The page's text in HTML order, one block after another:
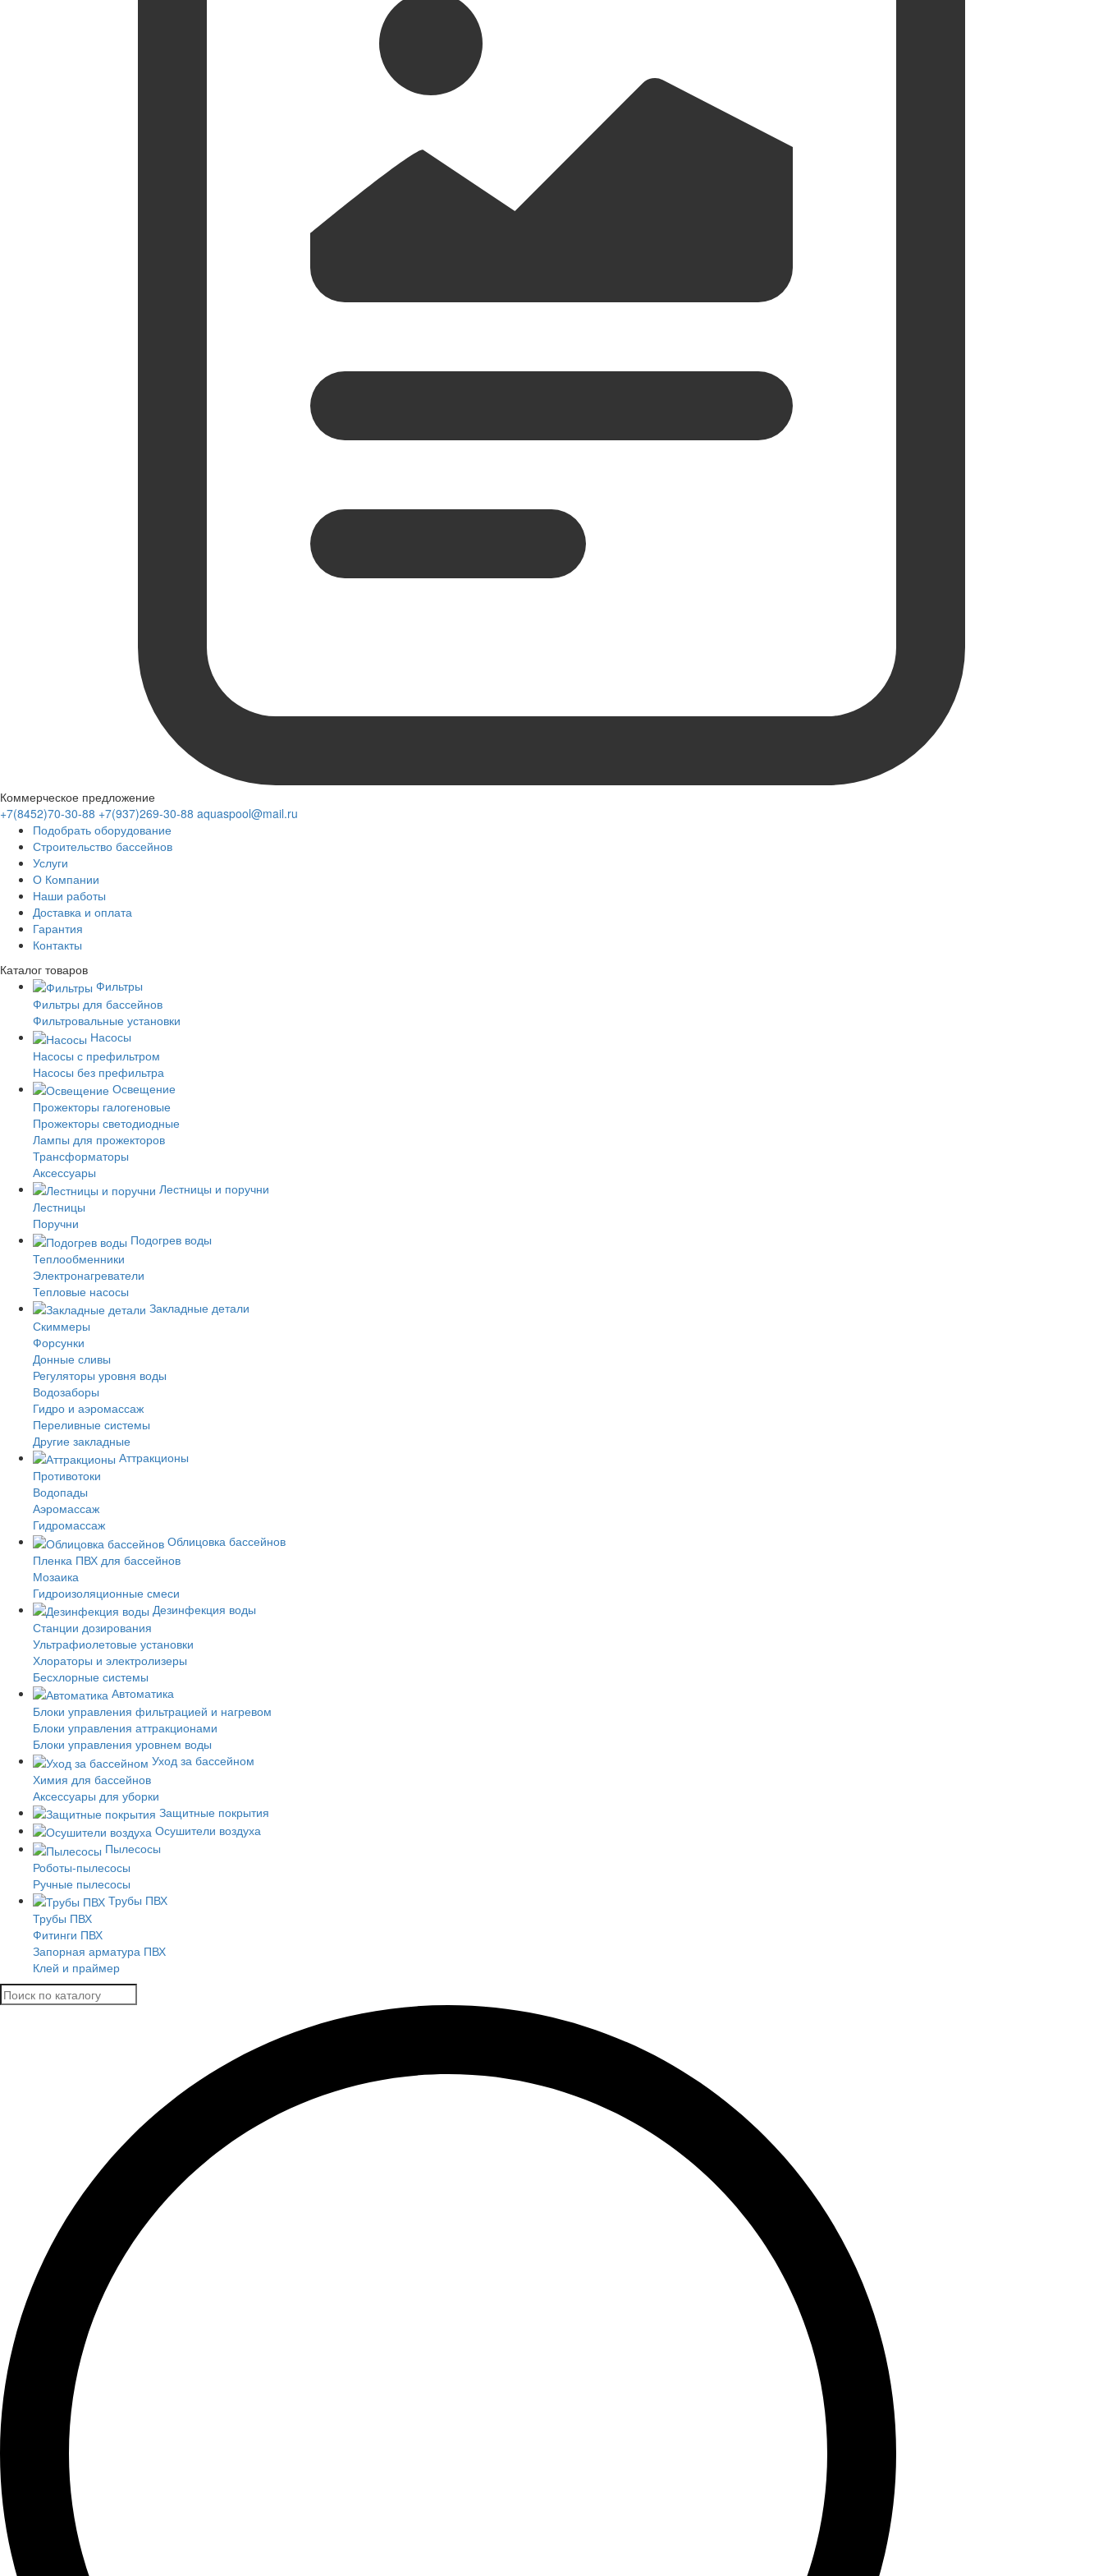
Коммерческое предложение
+7(8452)70-30-88 +7(937)269-30-88 aquaspool@mail.ru
Подобрать оборудование
Строительство бассейнов
Услуги
О Компании
Наши работы
Доставка и оплата
Гарантия
Контакты
Каталог товаров
Фильтры
Фильтры для бассейнов
Фильтровальные установки
Насосы
Насосы с префильтром
Насосы без префильтра
Освещение
Прожекторы галогеновые
Прожекторы светодиодные
Лампы для прожекторов
Трансформаторы
Аксессуары
Лестницы и поручни
Лестницы
Поручни
Подогрев воды
Теплообменники
Электронагреватели
Тепловые насосы
Закладные детали
Скиммеры
Форсунки
Донные сливы
Регуляторы уровня воды
Водозаборы
Гидро и аэромассаж
Переливные системы
Другие закладные
Аттракционы
Противотоки
Водопады
Аэромассаж
Гидромассаж
Облицовка бассейнов
Пленка ПВХ для бассейнов
Мозаика
Гидроизоляционные смеси
Дезинфекция воды
Станции дозирования
Ультрафиолетовые установки
Хлораторы и электролизеры
Бесхлорные системы
Автоматика
Блоки управления фильтрацией и нагревом
Блоки управления аттракционами
Блоки управления уровнем воды
Уход за бассейном
Химия для бассейнов
Аксессуары для уборки
Защитные покрытия
Осушители воздуха
Пылесосы
Роботы-пылесосы
Ручные пылесосы
Трубы ПВХ
Трубы ПВХ
Фитинги ПВХ
Запорная арматура ПВХ
Клей и праймер